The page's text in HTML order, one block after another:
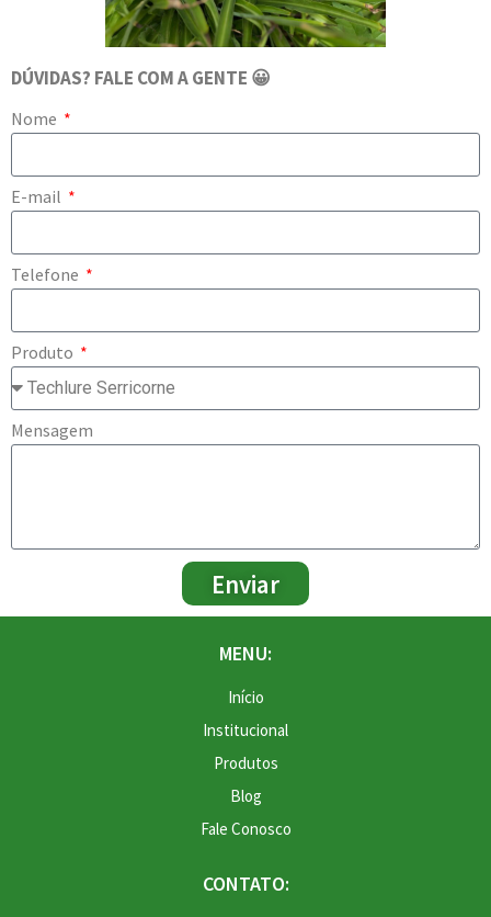
DÚVIDAS? FALE COM A GENTE 😀
Nome
E-mail
Telefone
Produto
Mensagem
Enviar
MENU:
Início
Institucional
Produtos
Blog
Fale Conosco
CONTATO: